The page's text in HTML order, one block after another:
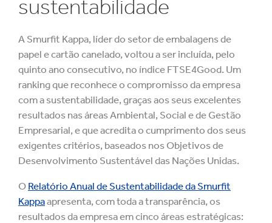
sustentabilidade
A Smurfit Kappa, líder do setor de embalagens de
papel e cartão canelado, voltou a ser incluída, pelo
quinto ano consecutivo, no índice FTSE4Good. Um
ranking que reconhece o compromisso da empresa
com a sustentabilidade, graças aos seus excelentes
resultados nas áreas Ambiental, Social e de Gestão
Empresarial, e que acredita o cumprimento dos seus
exigentes critérios, baseados nos Objetivos de
Desenvolvimento Sustentável das Nações Unidas.
O Relatório Anual de Sustentabilidade da Smurfit
Kappaapresenta, com toda a transparência, os
resultados da empresa em cinco áreas estratégicas: